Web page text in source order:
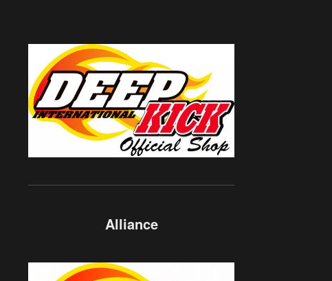
Alliance